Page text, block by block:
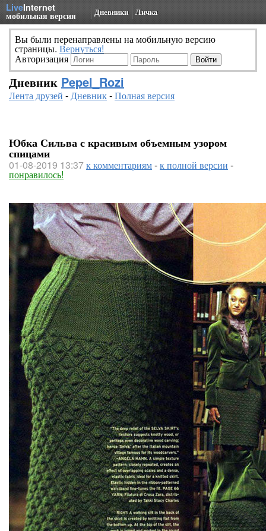
LiveInternet
мобильная версия Дневники Личка
Вы были перенаправлены на мобильную версию
страницы. Вернуться!
Авторизация
Дневник Pepel_Rozi
Лента друзей -Дневник-Полная версия
Юбка Сильва с красивым объемным узором
спицами
01-08-2019 13:37к комментариям-к полной версии -
понравилось!